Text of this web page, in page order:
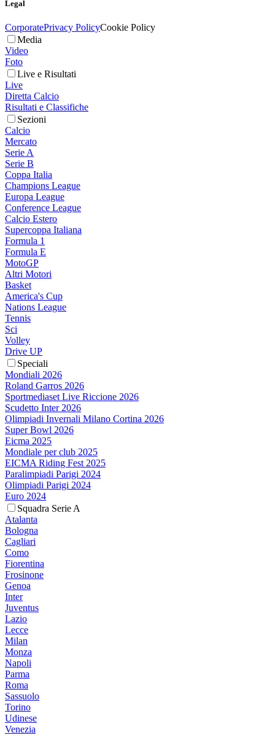
Legal
CorporatePrivacy PolicyCookie Policy
Media
Video
Foto
Live e Risultati
Live
Diretta Calcio
Risultati e Classifiche
Sezioni
Calcio
Mercato
Serie A
Serie B
Coppa Italia
Champions League
Europa League
Conference League
Calcio Estero
Supercoppa Italiana
Formula 1
Formula E
MotoGP
Altri Motori
Basket
America's Cup
Nations League
Tennis
Sci
Volley
Drive UP
Speciali
Mondiali 2026
Roland Garros 2026
Sportmediaset Live Riccione 2026
Scudetto Inter 2026
Olimpiadi Invernali Milano Cortina 2026
Super Bowl 2026
Eicma 2025
Mondiale per club 2025
EICMA Riding Fest 2025
Paralimpiadi Parigi 2024
Olimpiadi Parigi 2024
Euro 2024
Squadra Serie A
Atalanta
Bologna
Cagliari
Como
Fiorentina
Frosinone
Genoa
Inter
Juventus
Lazio
Lecce
Milan
Monza
Napoli
Parma
Roma
Sassuolo
Torino
Udinese
Venezia